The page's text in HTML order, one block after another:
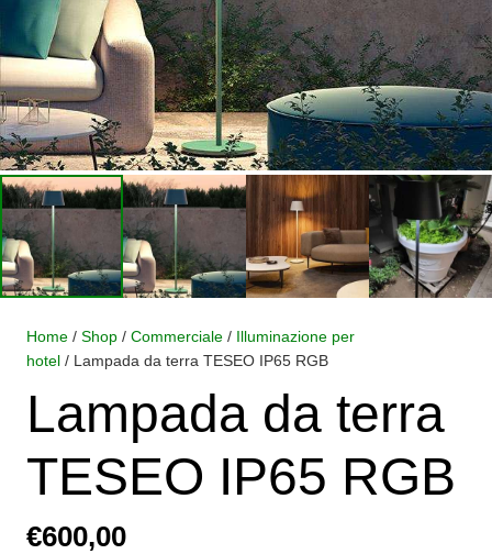
Home / Shop / Commerciale / Illuminazione per
hotel / Lampada da terra TESEO IP65 RGB
Lampada da terra
TESEO IP65 RGB
€600,00